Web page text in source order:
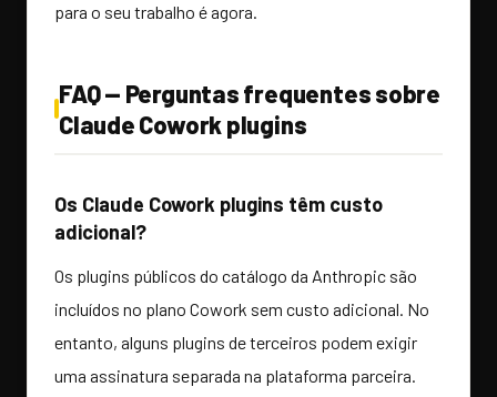
para o seu trabalho é agora.
FAQ — Perguntas frequentes sobre
Claude Cowork plugins
Os Claude Cowork plugins têm custo
adicional?
Os plugins públicos do catálogo da Anthropic são
incluídos no plano Cowork sem custo adicional. No
entanto, alguns plugins de terceiros podem exigir
uma assinatura separada na plataforma parceira.